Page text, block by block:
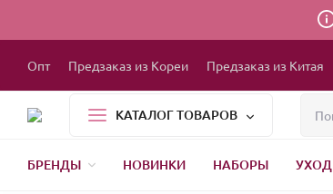
Опт Предзаказ из Кореи Предзаказ из Китая
КАТАЛОГ ТОВАРОВ
БРЕНДЫ НОВИНКИ НАБОРЫ УХОД